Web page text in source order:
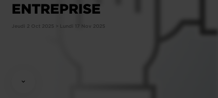
ENTREPRISE
Jeudi 2 Oct 2025 > Lundi 17 Nov 2025